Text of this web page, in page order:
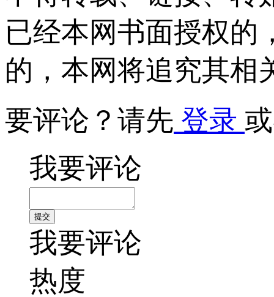
已经本网书面授权的
的，本网将追究其相
要评论？请先 登录
我要评论
我要评论
热度